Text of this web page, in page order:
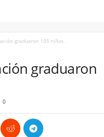
graduaron 105 niños .
graduaron
0